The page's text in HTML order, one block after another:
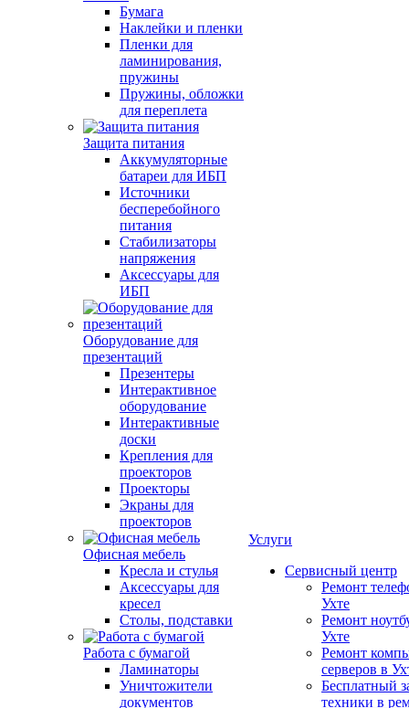
Бумага
Наклейки и пленки
Пленки для
ламинирования,
пружины
Пружины, обложки
для переплета
Защита питания
Аккумуляторные
батареи для ИБП
Источники
бесперебойного
питания
Стабилизаторы
напряжения
Аксессуары для
ИБП
Оборудование для
презентаций
Презентеры
Интерактивное
оборудование
Интерактивные
доски
Крепления для
проекторов
Проекторы
Экраны для
проекторов
Офисная мебель
Кресла и стулья
Аксессуары для
кресел
Столы, подставки
Работа с бумагой
Ламинаторы
Уничтожители
документов
Услуги
Сервисный центр
Ремонт
Ухте
Ремонт
Ухте
Ремонт
серверов в
Бесплатный
техники в